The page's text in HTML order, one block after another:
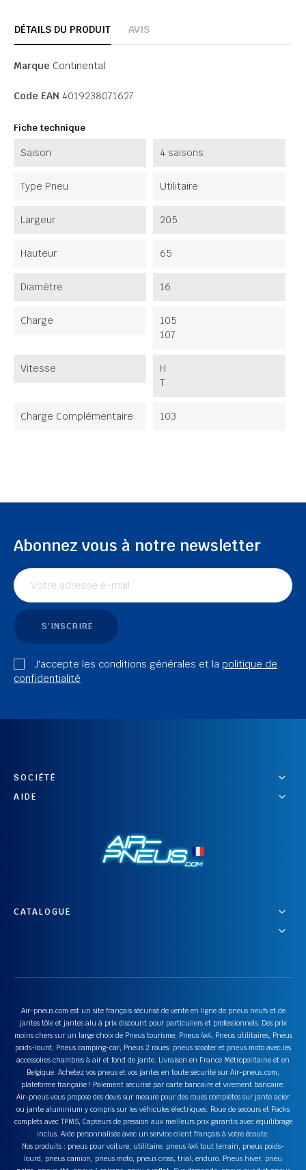
DÉTAILS DU PRODUIT AVIS
Marque Continental
Code EAN 4019238071627
Fiche technique
Saison 4 saisons
Type Pneu Utilitaire
Largeur 205
Hauteur 65
Diamètre 16
Charge
105
107
Vitesse
H
T
Charge Complémentaire 103
Abonnez vous à notre newsletter
S'INSCRIRE
J'accepte les conditions générales et la politique de
confidentialité
SOCIÉTÉ
AIDE
CATALOGUE
Air-pneus.com est un site français sécurisé de vente en ligne de pneus neufs et de
jantes tôle et jantes alu à prix discount pour particuliers et professionnels. Des prix
moins chers sur un large choix de Pneus tourisme, Pneus 4x4, Pneus utilitaires, Pneus
poids-lourd, Pneus camping-car, Pneus 2 roues: pneus scooter et pneus moto avec les
accessoires chambres à air et fond de jante. Livraison en France Métropolitaine et en
Belgique. Achetez vos pneus et vos jantes en toute sécurité sur Air-pneus.com,
plateforme française ! Paiement sécurisé par carte bancaire et virement bancaire.
Air-pneus vous propose des devis sur mesure pour des roues complètes sur jante acier
ou jante aluminium y compris sur les véhicules électriques. Roue de secours et Packs
complets avec TPMS, Capteurs de pression aux meilleurs prix garantis avec équilibrage
inclus. Aide personnalisée avec un service client français à votre écoute.
Nos produits : pneus pour voiture, utilitaire, pneus 4x4 tout terrain, pneus poids-
lourd, pneus camion, pneus moto, pneus cross, trial, enduro. Pneus hiver, pneu